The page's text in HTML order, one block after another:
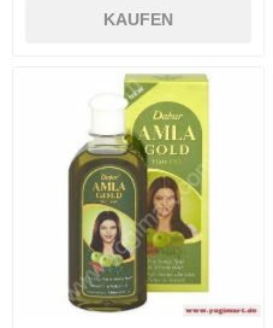
KAUFEN